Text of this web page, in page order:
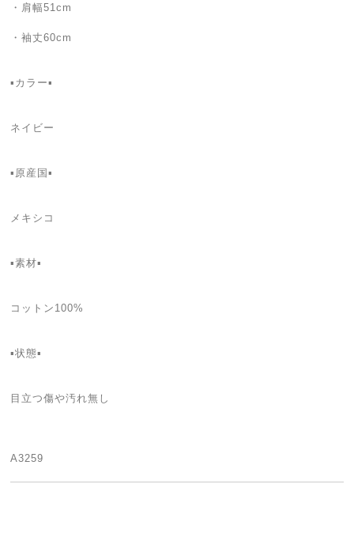
・肩幅51cm
・袖丈60cm
▪️カラー▪️
ネイビー
▪️原産国▪️
メキシコ
▪️素材▪️
コットン100%
▪️状態▪️
目立つ傷や汚れ無し
A3259